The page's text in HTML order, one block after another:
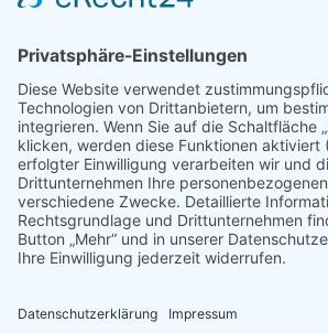
Latest Comments
Previous
Comments are closed